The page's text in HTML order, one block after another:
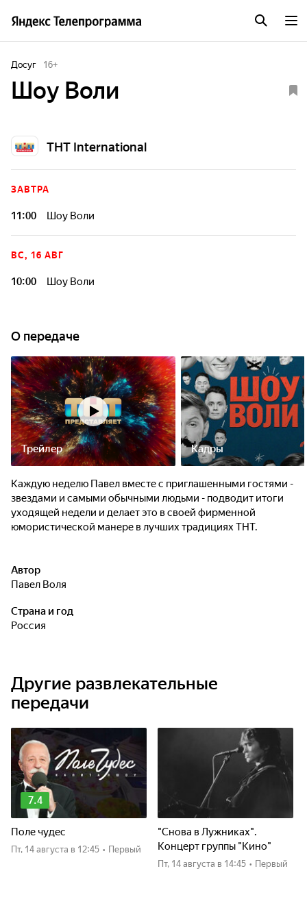
Досуг 16+
Шоу Воли
ТНТ International
ЗАВТРА
11:00 Шоу Воли
ВС, 16 АВГ
10:00 Шоу Воли
О передаче
Трейлер Кадры
Каждую неделю Павел вместе с приглашенными гостями -
звездами и самыми обычными людьми - подводит итоги
уходящей недели и делает это в своей фирменной
юмористической манере в лучших традициях ТНТ.
Автор
Павел Воля
Страна и год
Россия
Другие развлекательные
передачи
7.4
Поле чудес
пт, 14 августа в 12:45 • Первый
"Снова в Лужниках".
Концерт группы "Кино"
пт, 14 августа в 14:45 • Первый